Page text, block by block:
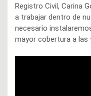
Registro Civil, Carina
a trabajar dentro de
necesario
mayor cobertura a las